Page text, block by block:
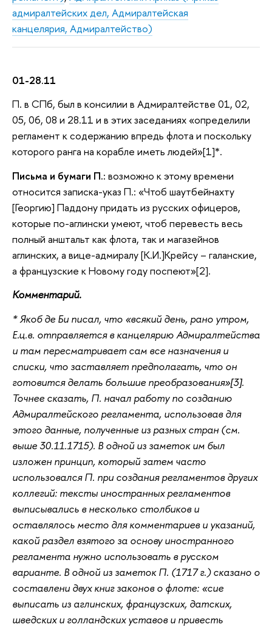
адмиралтейских дел, Адмиралтейская
канцелярия, Адмиралтейство)
01-28.11
П. в СПб, был в консилии в Адмиралтействе 01, 02,
05, 06, 08 и 28.11 и в этих заседаниях «определили
регламент к содержанию впредь флота и поскольку
которого ранга на корабле иметь людей»[1]*.
Письма и бумаги П.: возможно к этому времени
относится записка-указ П.: «Чтоб шаутбейнахту
[Георгию] Паддону придать из русских офицеров,
которые по-аглински умеют, чтоб перевесть весь
полный анштальт как флота, так и магазейнов
аглинских, а вице-адмиралу [К.И.]Крейсу – галанские,
а французские к Новому году поспеют»[2].
Комментарий.
* Якоб де Би писал, что «всякий день, рано утром,
Е.ц.в. отправляется в канцелярию Адмиралтейства
и там пересматривает сам все назначения и
списки, что заставляет предполагать, что он
готовится делать большие преобразования»[3].
Точнее сказать, П. начал работу по созданию
Адмиралтейского регламента, использовав для
этого данные, полученные из разных стран (см.
выше 30.11.1715). В одной из заметок им был
изложен принцип, который затем часто
использовался П. при создания регламентов других
коллегий: тексты иностранных регламентов
выписывались в несколько столбиков и
оставлялось место для комментариев и указаний,
какой раздел взятого за основу иностранного
регламента нужно использовать в русском
варианте. В одной из заметок П. (1717 г.) сказано о
составлени двух книг законов о флоте: «сие
выписать из аглинских, французских, датских,
шведских и голландских уставов и привесть